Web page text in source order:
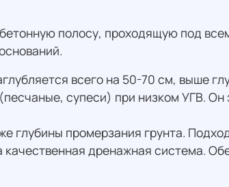
полосу, проходящую под
всего на 50-70 см, выше
супеси) при низком УГВ.
глубины промерзания грунта.
дренажная система.